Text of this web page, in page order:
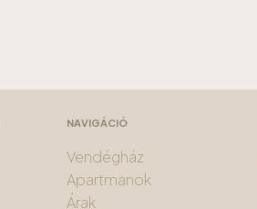
NAVIGÁCIÓ
Vendégház
Apartmanok
Árak